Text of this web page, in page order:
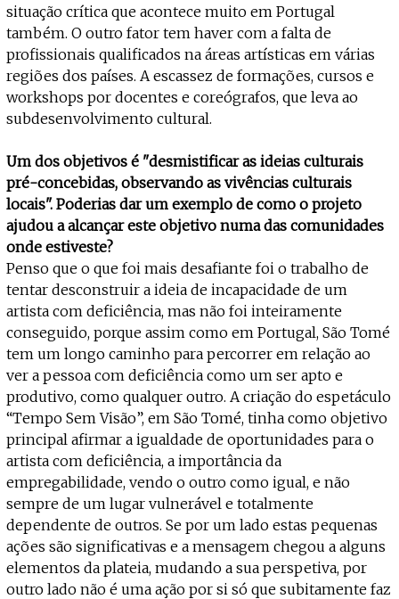
situação crítica que acontece muito em Portugal
também. O outro fator tem haver com a falta de
profissionais qualificados na áreas artísticas em várias
regiões dos países. A escassez de formações, cursos e
workshops por docentes e coreógrafos, que leva ao
subdesenvolvimento cultural.
Um dos objetivos é "desmistificar as ideias culturais
pré-concebidas, observando as vivências culturais
locais". Poderias dar um exemplo de como o projeto
ajudou a alcançar este objetivo numa das comunidades
onde estiveste?
Penso que o que foi mais desafiante foi o trabalho de
tentar desconstruir a ideia de incapacidade de um
artista com deficiência, mas não foi inteiramente
conseguido, porque assim como em Portugal, São Tomé
tem um longo caminho para percorrer em relação ao
ver a pessoa com deficiência como um ser apto e
produtivo, como qualquer outro. A criação do espetáculo
“Tempo Sem Visão”, em São Tomé, tinha como objetivo
principal afirmar a igualdade de oportunidades para o
artista com deficiência, a importância da
empregabilidade, vendo o outro como igual, e não
sempre de um lugar vulnerável e totalmente
dependente de outros. Se por um lado estas pequenas
ações são significativas e a mensagem chegou a alguns
elementos da plateia, mudando a sua perspetiva, por
outro lado não é uma ação por si só que subitamente faz